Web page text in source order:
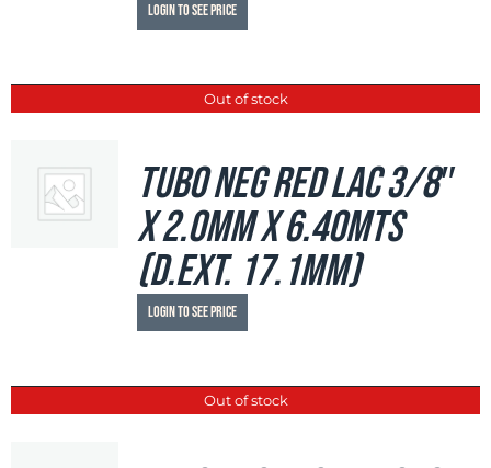
Login to see price
Out of stock
Tubo Neg Red LAC 3/8″
x 2.0mm x 6.40mts
(d.ext. 17.1mm)
Login to see price
Out of stock